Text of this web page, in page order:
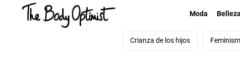
Moda Belleza
Crianza de los hijos